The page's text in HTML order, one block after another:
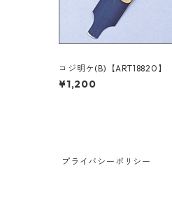
コジ明ケ(B)【ART18820】
¥1,200
プライバシーポリシー